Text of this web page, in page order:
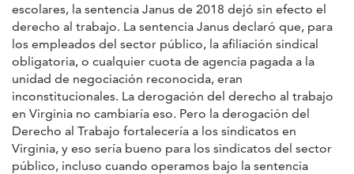
escolares, la sentencia Janus de 2018 dejó sin efecto el
derecho al trabajo. La sentencia Janus declaró que, para
los empleados del sector público, la afiliación sindical
obligatoria, o cualquier cuota de agencia pagada a la
unidad de negociación reconocida, eran
inconstitucionales. La derogación del derecho al trabajo
en Virginia no cambiaría eso. Pero la derogación del
Derecho al Trabajo fortalecería a los sindicatos en
Virginia, y eso sería bueno para los sindicatos del sector
público, incluso cuando operamos bajo la sentencia